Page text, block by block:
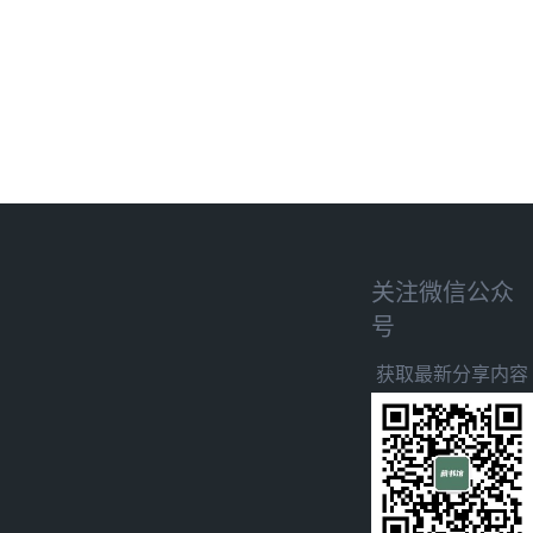
关注微信公众
号
获取最新分享内容